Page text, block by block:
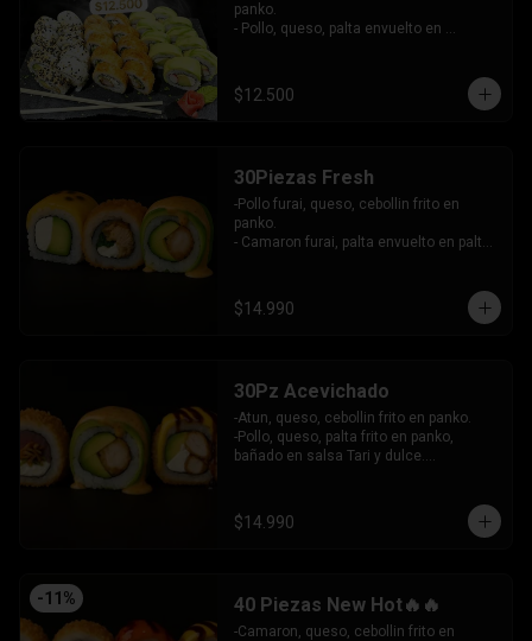
panko.
- Pollo, queso, palta envuelto en
palta.
INCLUYE: 3 SALSAS - 2 PALITOS
$12.500
30Piezas Fresh
-Pollo furai, queso, cebollin frito en
panko.
- Camaron furai, palta envuelto en palta
queso y mango, bañado en salsa de
maracuya.
$14.990
30Pz Acevichado
-Atun, queso, cebollin frito en panko.
-Pollo, queso, palta frito en panko,
bañado en salsa Tari y dulce.
INCLUYE: 3 SALSAS - 2 PALITOS
$14.990
-11 % 40 Piezas New Hot🔥🔥
-Camaron, queso, cebollin frito en